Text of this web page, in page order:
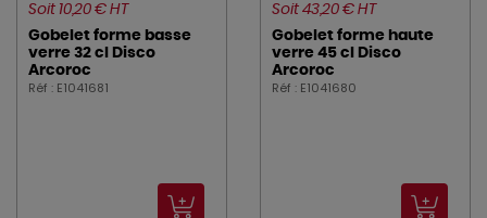
Soit 10,20 € HT
Gobelet forme basse
verre 32 cl Disco
Arcoroc
Réf : E1041681
Soit 43,20 € HT
Gobelet forme haute
verre 45 cl Disco
Arcoroc
Réf : E1041680